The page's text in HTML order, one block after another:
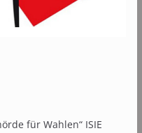
für Wahlen“ ISIE